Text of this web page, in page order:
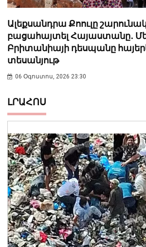
Ալեքսանդրա Քոուլը
բացահայտել Հայաստանը․
Բրիտանիայի դեսպանը
տեսանյութ
06 Օգոստոս, 2026 23:30
ԼՐԱՀՈՍ